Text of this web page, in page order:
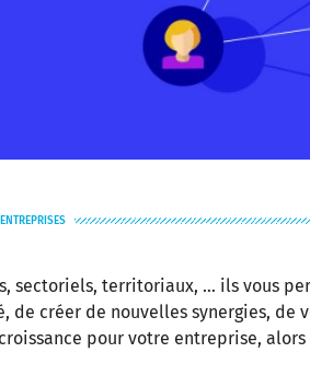
sectoriels, territoriaux, … ils vous
de créer de nouvelles synergies, de
pour votre entreprise,